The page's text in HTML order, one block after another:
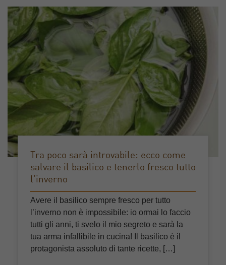
Tra poco sarà introvabile: ecco come
salvare il basilico e tenerlo fresco tutto
l’inverno
Avere il basilico sempre fresco per tutto
l’inverno non è impossibile: io ormai lo faccio
tutti gli anni, ti svelo il mio segreto e sarà la
tua arma infallibile in cucina! Il basilico è il
protagonista assoluto di tante ricette, […]